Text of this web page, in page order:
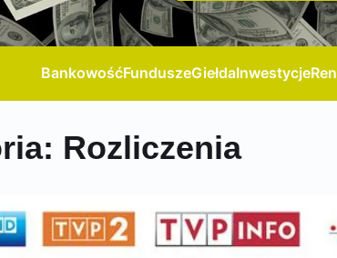
BankowośćFunduszeGiełdaInwestycje
Rozliczenia